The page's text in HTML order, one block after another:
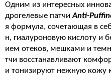
Одним из интересных
дрогелевые патчиAnti-
я формула, сочетающая в
н, гиалуроновую кислоту и
ием отеков, мешками и
тчи восстанавливают
и тонизируют нежную кожу